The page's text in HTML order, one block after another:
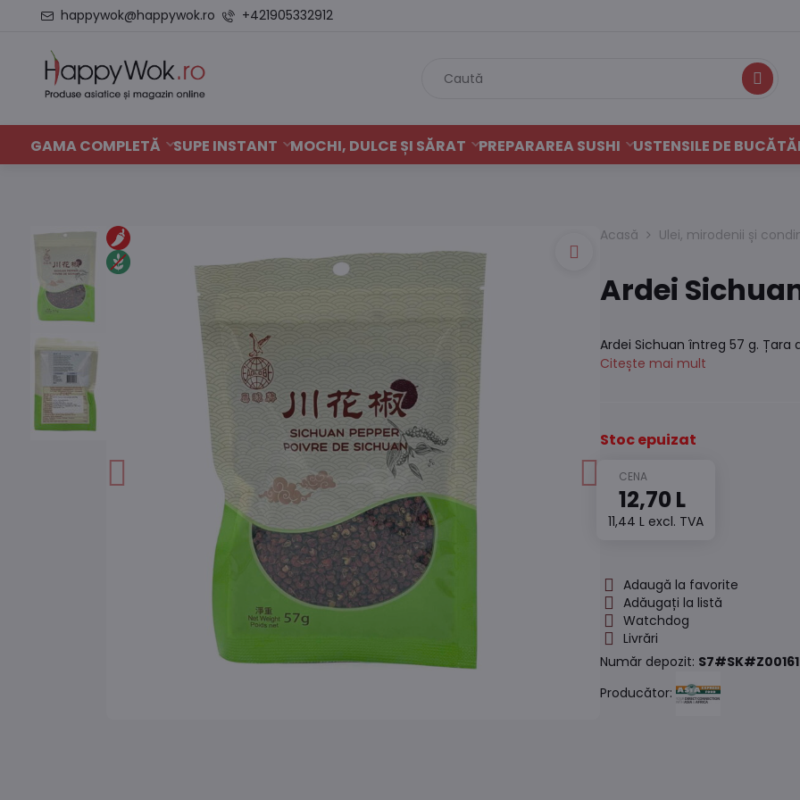
happywok@happywok.ro +421905332912
Caută
GAMA COMPLETĂ SUPE INSTANT MOCHI, DULCE ȘI SĂRAT PREPARAREA SUSHI USTENSILE DE
Acasă Ulei, mirodenii și
Ardei
Ardei Sichuan întreg 57 g. Țara
Citește mai mult
Stoc epuizat
12,70 L
11,44 L excl. TVA
Adaugă la favorite
Adăugați la listă
Watchdog
Livrări
Număr depozit:
Producător: